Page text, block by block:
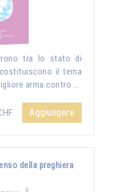
tra lo stato di
il tema
arma contro …
Aggiungere
della preghiera